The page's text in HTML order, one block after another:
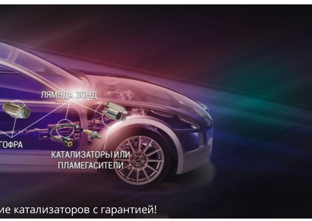
катализаторов с гарантией!